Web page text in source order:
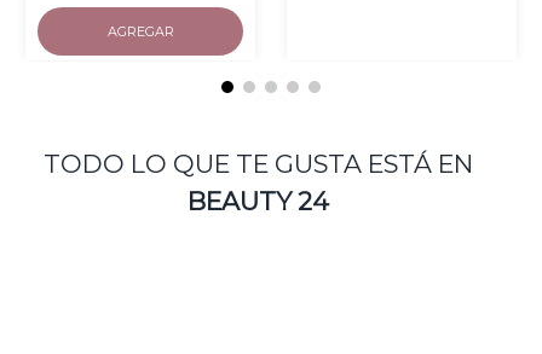
AGREGAR
TODO LO QUE TE GUSTA ESTÁ EN
BEAUTY 24